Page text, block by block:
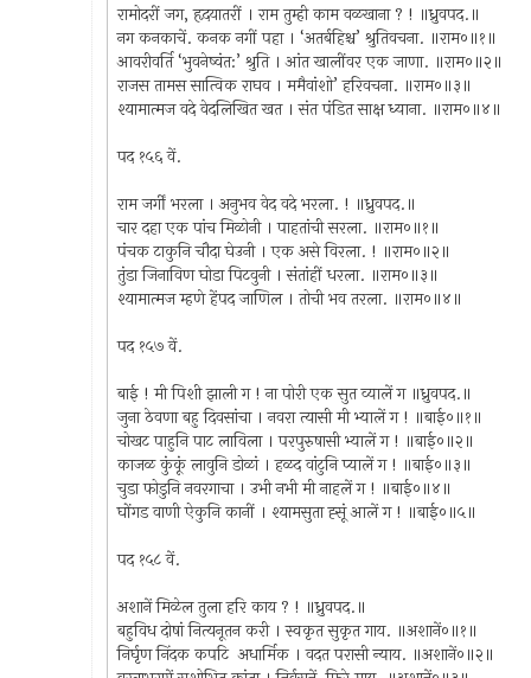
रामोदरीं जग, हृदयातरीं । राम तुम्ही काम वळखाना ? ! ॥ध्रुवपद.॥
नग कनकाचें. कनक नगीं पहा । ‘अतर्बहिश्च’ श्रुतिवचना. ॥राम०॥१॥
आवरीवर्ति ‘भुवनेष्वंत:’ श्रुति । आंत खालींवर एक जाणा. ॥राम०॥२॥
राजस तामस सात्विक राघव । ममैवांशो’ हरिवचना. ॥राम०॥३॥
श्यामात्मज वदे वेदलिखित खत । संत पंडित साक्ष ध्याना. ॥राम०॥४॥
पद १५६ वें.
राम जर्गीं भरला । अनुभव वेद वदे भरला. ! ॥ध्रुवपद.॥
चार दहा एक पांच मिळोनी । पाहतांची सरला. ॥राम०॥१॥
पंचक टाकुनि चौदा घेउनी । एक असे विरला. ! ॥राम०॥२॥
तुंडा जिनाविण घोडा पिटवुनी । संतांहीं धरला. ॥राम०॥३॥
श्यामात्मज म्हणे हेंपद जाणिल । तोची भव तरला. ॥राम०॥४॥
पद १५७ वें.
बाई ! मी पिशी झाली ग ! ना पोरी एक सुत व्यालें ग ॥ध्रुवपद.॥
जुना ठेवणा बहु दिवसांचा । नवरा त्यासी मी भ्यालें ग ! ॥बाई०॥१॥
चोखट पाहुनि पाट लाविला । परपुरुषासी भ्यालें ग ! ॥बाई०॥२॥
काजळ कुंकूं लावुनि डोळां । हळद वांटुनि प्यालें ग ! ॥बाई०॥३॥
चुडा फोडुनि नवरगाचा । उभी नभी मी नाहलें ग ! ॥बाई०॥४॥
घोंगड वाणी ऐकुनि कानीं । श्यामसुता ह्सूं आलें ग ! ॥बाई०॥५॥
पद १५८ वें.
अशानें मिळेल तुला हरि काय ? ! ॥ध्रुवपद.॥
बहुविध दोषां नित्यनूतन करी । स्वकृत सुकृत गाय. ॥अशानें०॥१॥
निर्घृण निंदक कपटि अधार्मिक । वदत परासी न्याय. ॥अशानें०॥२॥